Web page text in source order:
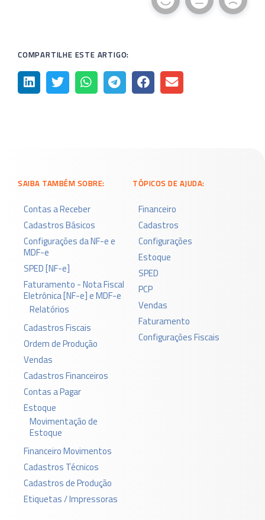
SAIBA TAMBÉM SOBRE:
Contas a Receber
Cadastros Básicos
Configurações da NF-e e
MDF-e
SPED [NF-e]
Faturamento - Nota Fiscal
Eletrônica [NF-e] e MDF-e
Relatórios
Cadastros Fiscais
Ordem de Produção
Vendas
Cadastros Financeiros
Contas a Pagar
Estoque
Movimentação de
Estoque
Financeiro Movimentos
Cadastros Técnicos
Cadastros de Produção
Etiquetas / Impressoras
TÓPICOS DE AJUDA:
Financeiro
Cadastros
Configurações
Estoque
SPED
PCP
Vendas
Faturamento
Configurações Fiscais
COMPARTILHE ESTE ARTIGO: